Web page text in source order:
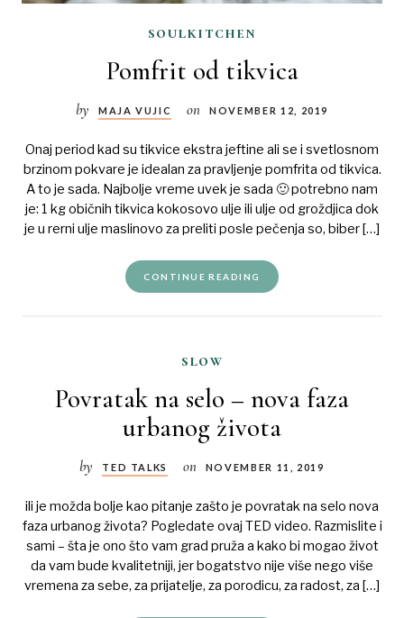
soulkitchen
Pomfrit od tikvica
by MAJA VUJIC on NOVEMBER 12, 2019
Onaj period kad su tikvice ekstra jeftine ali se i svetlosnom
brzinom pokvare je idealan za pravljenje pomfrita od tikvica.
A to je sada. Najbolje vreme uvek je sada 🙂 potrebno nam
je: 1 kg običnih tikvica kokosovo ulje ili ulje od groždjica dok
je u rerni ulje maslinovo za preliti posle pečenja so, biber […]
CONTINUE READING
slow
Povratak na selo – nova faza
urbanog života
by TED TALKS on NOVEMBER 11, 2019
ili je možda bolje kao pitanje zašto je povratak na selo nova
faza urbanog života? Pogledate ovaj TED video. Razmislite i
sami – šta je ono što vam grad pruža a kako bi mogao život
da vam bude kvalitetniji, jer bogatstvo nije više nego više
vremena za sebe, za prijatelje, za porodicu, za radost, za […]